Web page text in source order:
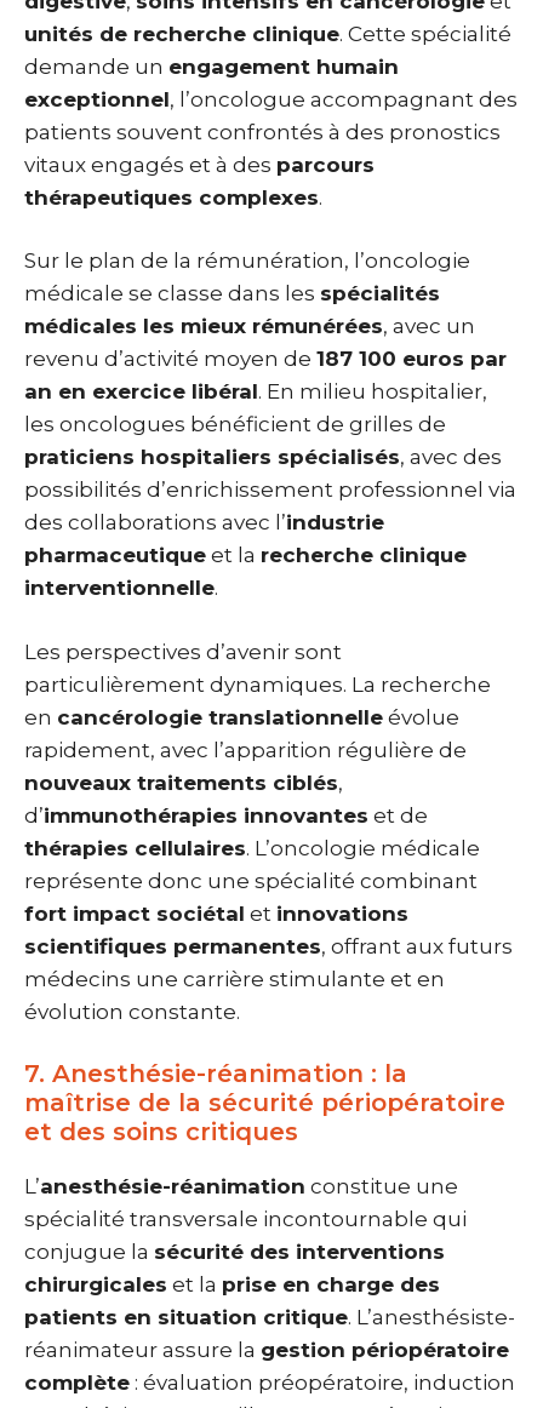
unités de recherche clinique. Cette spécialité
demande un engagement humain
exceptionnel, l’oncologue accompagnant des
patients souvent confrontés à des pronostics
vitaux engagés et à des parcours
thérapeutiques complexes.
Sur le plan de la rémunération, l’oncologie
médicale se classe dans les spécialités
médicales les mieux rémunérées, avec un
revenu d’activité moyen de 187 100 euros par
an en exercice libéral. En milieu hospitalier,
les oncologues bénéficient de grilles de
praticiens hospitaliers spécialisés, avec des
possibilités d’enrichissement professionnel via
des collaborations avec l’industrie
pharmaceutique et la recherche clinique
interventionnelle.
Les perspectives d’avenir sont
particulièrement dynamiques. La recherche
en cancérologie translationnelle évolue
rapidement, avec l’apparition régulière de
nouveaux traitements ciblés,
d’immunothérapies innovantes et de
thérapies cellulaires. L’oncologie médicale
représente donc une spécialité combinant
fort impact sociétal et innovations
scientifiques permanentes, offrant aux futurs
médecins une carrière stimulante et en
évolution constante.
7. Anesthésie-réanimation : la
maîtrise de la sécurité périopératoire
et des soins critiques
L’anesthésie-réanimation constitue une
spécialité transversale incontournable qui
conjugue la sécurité des interventions
chirurgicales et la prise en charge des
patients en situation critique. L’anesthésiste-
réanimateur assure la gestion périopératoire
complète : évaluation préopératoire, induction